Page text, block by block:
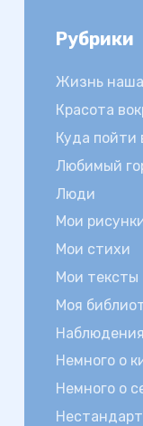
Рубрики
Жизнь наша
Красота
Куда пойти
Любимый
Люди
Мои
Мои стихи
Мои тексты
Моя
Наблюдения
Немного о
Немного о